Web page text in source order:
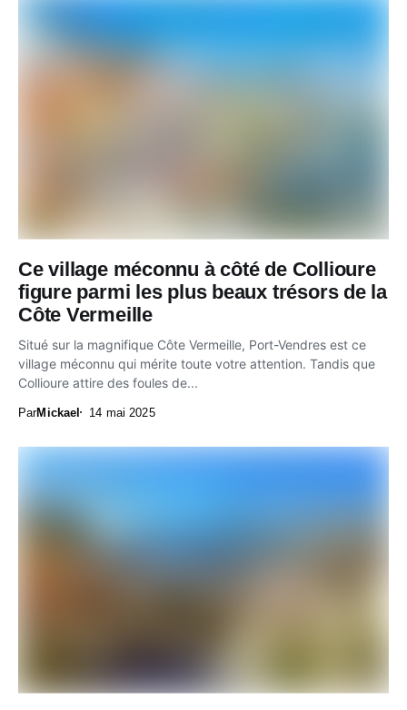
Ce village méconnu à côté de Collioure
figure parmi les plus beaux trésors de la
Côte Vermeille
Situé sur la magnifique Côte Vermeille, Port-Vendres est ce
village méconnu qui mérite toute votre attention. Tandis que
Collioure attire des foules de...
ParMickael 14 mai 2025